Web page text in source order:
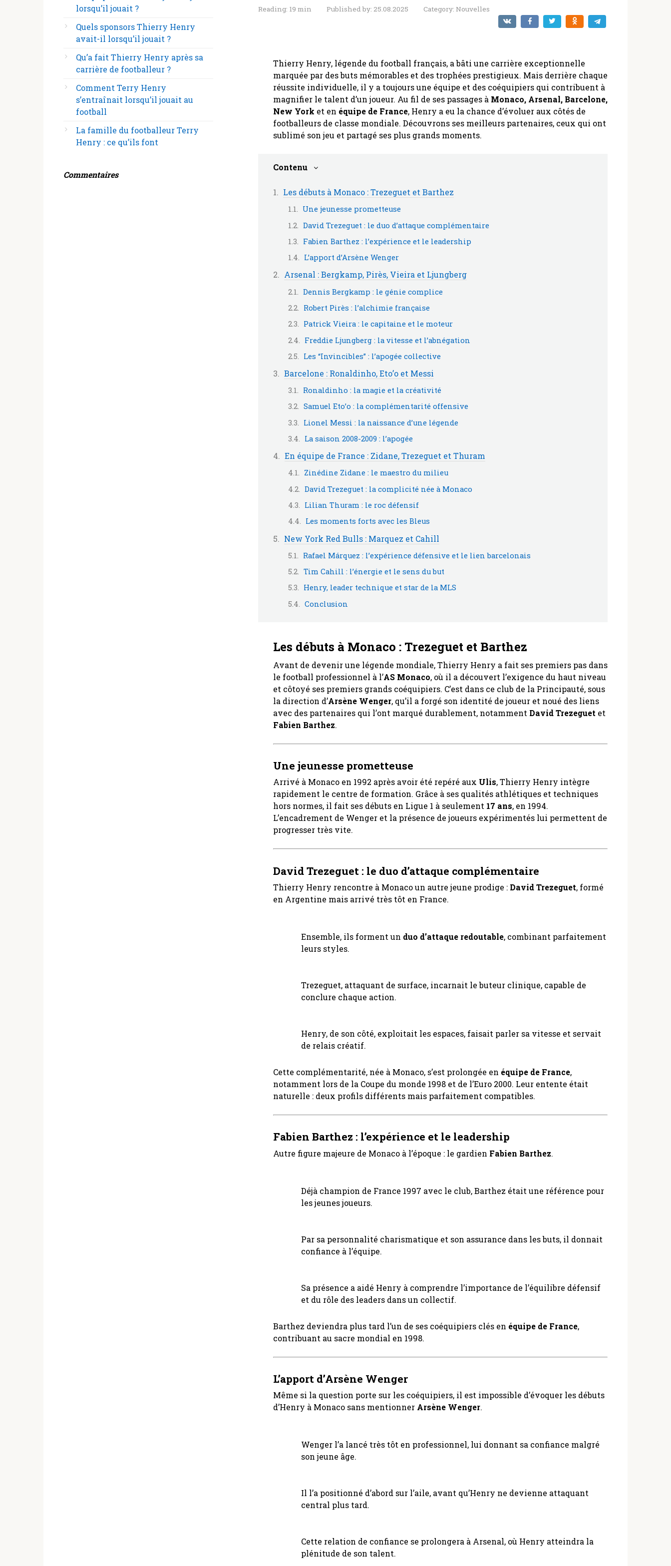
Reading: 19 min Published by: 25.08.2025 Category: Nouvelles
Thierry Henry, légende du football français, a bâti une carrière exceptionnelle
marquée par des buts mémorables et des trophées prestigieux. Mais derrière chaque
réussite individuelle, il y a toujours une équipe et des coéquipiers qui contribuent à
magnifier le talent d’un joueur. Au fil de ses passages à Monaco, Arsenal, Barcelone,
New York et en équipe de France, Henry a eu la chance d’évoluer aux côtés de
footballeurs de classe mondiale. Découvrons ses meilleurs partenaires, ceux qui ont
sublimé son jeu et partagé ses plus grands moments.
Contenu
Les débuts à Monaco : Trezeguet et Barthez
Une jeunesse prometteuse
David Trezeguet : le duo d’attaque complémentaire
Fabien Barthez : l’expérience et le leadership
L’apport d’Arsène Wenger
Arsenal : Bergkamp, Pirès, Vieira et Ljungberg
Dennis Bergkamp : le génie complice
Robert Pirès : l’alchimie française
Patrick Vieira : le capitaine et le moteur
Freddie Ljungberg : la vitesse et l’abnégation
Les “Invincibles” : l’apogée collective
Barcelone : Ronaldinho, Eto’o et Messi
Ronaldinho : la magie et la créativité
Samuel Eto’o : la complémentarité offensive
Lionel Messi : la naissance d’une légende
La saison 2008-2009 : l’apogée
En équipe de France : Zidane, Trezeguet et Thuram
Zinédine Zidane : le maestro du milieu
David Trezeguet : la complicité née à Monaco
Lilian Thuram : le roc défensif
Les moments forts avec les Bleus
New York Red Bulls : Marquez et Cahill
Rafael Márquez : l’expérience défensive et le lien barcelonais
Tim Cahill : l’énergie et le sens du but
Henry, leader technique et star de la MLS
Conclusion
Les débuts à Monaco : Trezeguet et Barthez
Avant de devenir une légende mondiale, Thierry Henry a fait ses premiers pas dans
le football professionnel à l’AS Monaco, où il a découvert l’exigence du haut niveau
et côtoyé ses premiers grands coéquipiers. C’est dans ce club de la Principauté, sous
la direction d’Arsène Wenger, qu’il a forgé son identité de joueur et noué des liens
avec des partenaires qui l’ont marqué durablement, notamment David Trezeguet et
Fabien Barthez.
Une jeunesse prometteuse
Arrivé à Monaco en 1992 après avoir été repéré aux Ulis, Thierry Henry intègre
rapidement le centre de formation. Grâce à ses qualités athlétiques et techniques
hors normes, il fait ses débuts en Ligue 1 à seulement 17 ans, en 1994.
L’encadrement de Wenger et la présence de joueurs expérimentés lui permettent de
progresser très vite.
David Trezeguet : le duo d’attaque complémentaire
Thierry Henry rencontre à Monaco un autre jeune prodige : David Trezeguet, formé
en Argentine mais arrivé très tôt en France.
Ensemble, ils forment un duo d’attaque redoutable, combinant parfaitement
leurs styles.
Trezeguet, attaquant de surface, incarnait le buteur clinique, capable de
conclure chaque action.
Henry, de son côté, exploitait les espaces, faisait parler sa vitesse et servait
de relais créatif.
Cette complémentarité, née à Monaco, s’est prolongée en équipe de France,
notamment lors de la Coupe du monde 1998 et de l’Euro 2000. Leur entente était
naturelle : deux profils différents mais parfaitement compatibles.
Fabien Barthez : l’expérience et le leadership
Autre figure majeure de Monaco à l’époque : le gardien Fabien Barthez.
Déjà champion de France 1997 avec le club, Barthez était une référence pour
les jeunes joueurs.
Par sa personnalité charismatique et son assurance dans les buts, il donnait
confiance à l’équipe.
Sa présence a aidé Henry à comprendre l’importance de l’équilibre défensif
et du rôle des leaders dans un collectif.
Barthez deviendra plus tard l’un de ses coéquipiers clés en équipe de France,
contribuant au sacre mondial en 1998.
L’apport d’Arsène Wenger
Même si la question porte sur les coéquipiers, il est impossible d’évoquer les débuts
d’Henry à Monaco sans mentionner Arsène Wenger.
Wenger l’a lancé très tôt en professionnel, lui donnant sa confiance malgré
son jeune âge.
Il l’a positionné d’abord sur l’aile, avant qu’Henry ne devienne attaquant
central plus tard.
Cette relation de confiance se prolongera à Arsenal, où Henry atteindra la
plénitude de son talent.
lorsqu’il jouait ?
Quels sponsors Thierry Henry
avait-il lorsqu’il jouait ?
Qu’a fait Thierry Henry après sa
carrière de footballeur ?
Comment Terry Henry
s’entraînait lorsqu’il jouait au
football
La famille du footballeur Terry
Henry : ce qu’ils font
Commentaires